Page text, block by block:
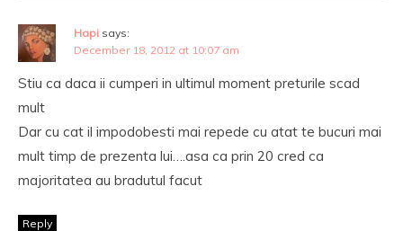
Hapi says:
December 18, 2012 at 10:07 am
Stiu ca daca ii cumperi in ultimul moment preturile scad
mult
Dar cu cat il impodobesti mai repede cu atat te bucuri mai
mult timp de prezenta lui….asa ca prin 20 cred ca
majoritatea au bradutul facut
Reply